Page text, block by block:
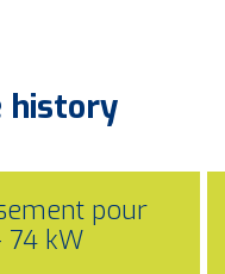
history
pour
74 kW